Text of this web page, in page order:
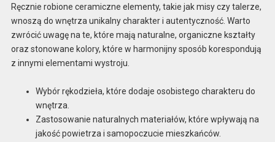
Ręcznie robione ceramiczne elementy, takie jak misy czy talerze,
wnoszą do wnętrza unikalny charakter i autentyczność. Warto
zwrócić uwagę na te, które mają naturalne, organiczne kształty
oraz stonowane kolory, które w harmonijny sposób korespondują
z innymi elementami wystroju.
Wybór rękodzieła, które dodaje osobistego charakteru do
wnętrza.
Zastosowanie naturalnych materiałów, które wpływają na
jakość powietrza i samopoczucie mieszkańców.